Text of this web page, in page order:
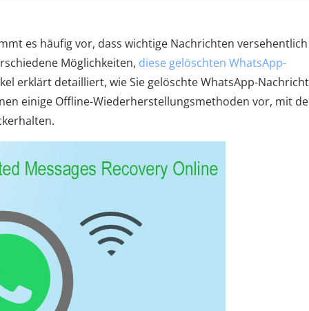
es häufig vor, dass wichtige Nachrichten versehentlich
Möglichkeiten, diese gelöschten WhatsApp-
erklärt detailliert, wie Sie gelöschte WhatsApp-
einige Offline-Wiederherstellungsmethoden vor, mit